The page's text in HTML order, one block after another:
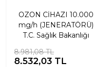
OZON CİHAZI 10.000
mg/h (JENERATÖRÜ)
T.C. Sağlık Bakanlığı
Sonuçları Olan Ürün
8.981,08 TL
8.532,03 TL